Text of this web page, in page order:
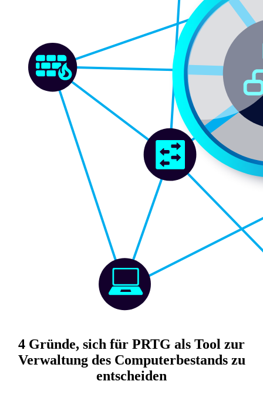
4 Gründe, sich für PRTG als Tool zur
Verwaltung des Computerbestands zu
entscheiden